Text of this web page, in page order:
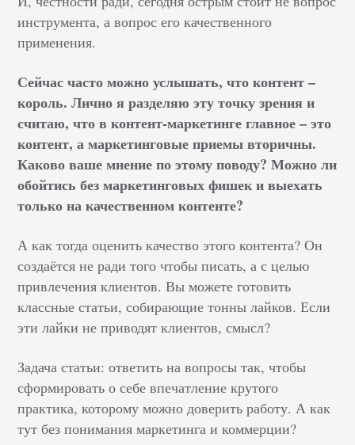
инструмента, а вопрос его качественного
применения.
Сейчас часто можно услышать, что контент –
король. Лично я разделяю эту точку зрения и
считаю, что в контент-маркетинге главное – это
контент, а маркетинговые приемы вторичны.
Каково ваше мнение по этому поводу? Можно ли
обойтись без маркетинговых фишек и выехать
только на качественном контенте?
А как тогда оценить качество этого контента? Он
создаётся не ради того чтобы писать, а с целью
привлечения клиентов. Вы можете готовить
классные статьи, собирающие тонны лайков. Если
эти лайки не приводят клиентов, смысл?
Задача статьи: ответить на вопросы так, чтобы
сформировать о себе впечатление крутого
практика, которому можно доверить работу. А как
тут без понимания маркетинга и коммерции?